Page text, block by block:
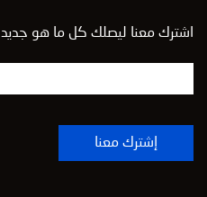
اشترك معنا ليصلك كل ما هو جديد